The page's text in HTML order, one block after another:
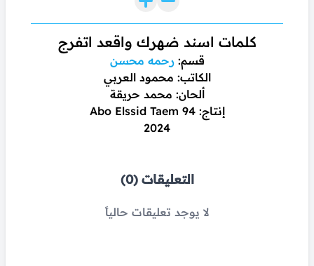
كلمات اسند ضهرك واقعد اتفرج
قسم:رحمه محسن
الكاتب: محمود العربي
ألحان: محمد حريقة
إنتاج: Abo Elssid Taem 94
2024
التعليقات (0)
لا يوجد تعليقات حالياً